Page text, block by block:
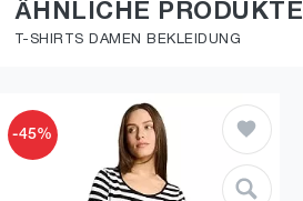
ÄHNLICHE PRODUKTE
T-SHIRTS DAMEN BEKLEIDUNG
-45%